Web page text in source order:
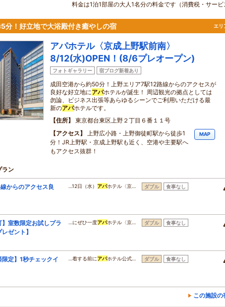
料金は1泊1部屋の大人1名分の料金です（消費税・サービ
分！好立地で大浴殿付き癒やしの宿 エリ
アパホテル〈京成上野駅前南〉
8/12(水)OPEN！(8/6プレオープン)
フォトギャラリー 宿ブログ新着あり
成田空港から約50分！上野エリア7駅12路線からのアクセスが
良好な好立地にアパホテルが誕生！ 周辺観光の拠点としては
勿論、ビジネス出張等あらゆるシーンでご利用いただける最
新のアパホテルです。
住所
東京都台東区上野２丁目６番１１号
アクセス
上野広小路・上野御徒町駅から徒歩1
分！JR上野駅・京成上野駅も近く、空港や主要駅へ
もアクセス抜群！
MAP
ラン
からのアクセス良
…12日（水） アパホテル〈京… ダブル 食事なし
】室数限定お試しプラ
ゼント】
…にぜひ一度アパホテル〈京… ダブル 食事なし
限定】1秒チェックイ
…着する前にアパホテル公式… ダブル 食事なし
この施設の